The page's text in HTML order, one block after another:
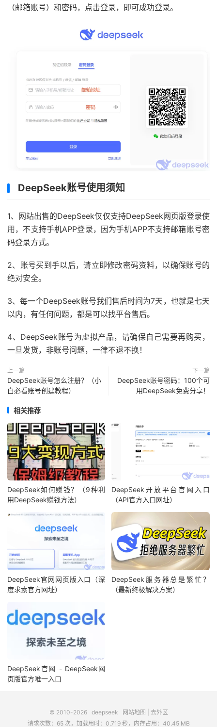
（邮箱账号）和密码，点击登录，即可成功登录。
DeepSeek账号使用须知
1、网站出售的DeepSeek仅仅支持DeepSeek网页版登录使
用，不支持手机APP登录，因为手机APP不支持邮箱账号密
码登录方式。
2、账号买到手以后，请立即修改密码资料，以确保账号的
绝对安全。
3、每一个DeepSeek账号我们售后时间为7天，也就是七天
以内，有任何问题，都是可以找平台售后。
4、DeepSeek账号为虚拟产品，请确保自己需要再购买，
一旦发货，非账号问题，一律不退不换！
上一篇
DeepSeek账号怎么注册？（小
白必看账号创建教程）
下一篇
DeepSeek账号密码：100个可
用DeepSeek免费分享！
相关推荐
DeepSeek如何赚钱？（9种利
用DeepSeek赚钱方法）
DeepSeek开放平台官网入口
（API官方入口网址）
DeepSeek官网网页版入口（深
度求索官方网址）
DeepSeek服务器总是繁忙？
（最新终极解决方案）
DeepSeek官网 - DeepSeek网
页版官方唯一入口
© 2010-2026 deepseek 网站地图
去外区
请求次数：65 次，加载用时：0.719 秒，内存占用：40.45 MB